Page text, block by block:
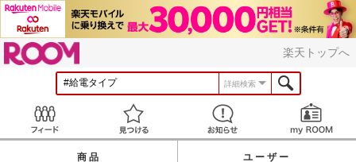
楽天トップへ
詳細検索
見つける お知らせ
商品 ユーザー